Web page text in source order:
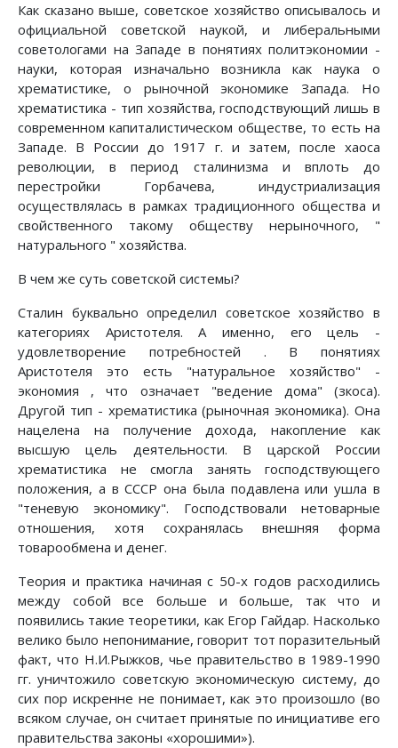
Как сказано выше, советское хозяйство описывалось и
официальной советской наукой, и либеральными
советологами на Западе в понятиях политэкономии -
науки, которая изначально возникла как наука о
хрематистике, о рыночной экономике Запада. Но
хрематистика - тип хозяйства, господствующий лишь в
современном капиталистическом обществе, то есть на
Западе. В России до 1917 г. и затем, после хаоса
революции, в период сталинизма и вплоть до
перестройки Горбачева, индустриализация
осуществлялась в рамках традиционного общества и
свойственного такому обществу неpыночного, "
натуpального " хозяйства.
В чем же суть советской системы?
Сталин буквально определил советское хозяйство в
категориях Аристотеля. А именно, его цель -
удовлетворение потребностей . В понятиях
Аристотеля это есть "натуральное хозяйство" -
экономия , что означает "ведение дома" (зкоса).
Другой тип - хрематистика (рыночная экономика). Она
нацелена на получение дохода, накопление как
высшую цель деятельности. В царской России
хрематистика не смогла занять господствующего
положения, а в СССР она была подавлена или ушла в
"теневую экономику". Господствовали нетоварные
отношения, хотя сохранялась внешняя форма
товарообмена и денег.
Теория и практика начиная с 50-х годов расходились
между собой все больше и больше, так что и
появились такие теоретики, как Егор Гайдар. Насколько
велико было непонимание, говорит тот поразительный
факт, что Н.И.Рыжков, чье правительство в 1989-1990
гг. уничтожило советскую экономическую систему, до
сих пор искренне не понимает, как это произошло (во
всяком случае, он считает принятые по инициативе его
правительства законы «хорошими»).